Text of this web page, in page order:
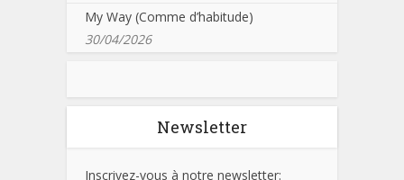
My Way (Comme d’habitude)
30/04/2026
Newsletter
Inscrivez-vous à notre newsletter: